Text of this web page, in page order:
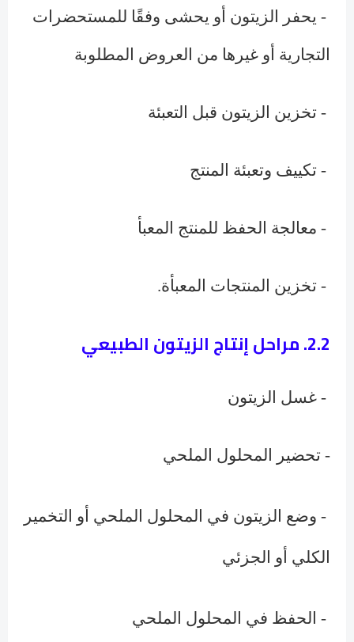
- يحفر الزيتون أو يحشى وفقًا للمستحضرات
التجارية أو غيرها من العروض المطلوبة
- تخزين الزيتون قبل التعبئة
- تكييف وتعبئة المنتج
- معالجة الحفظ للمنتج المعبأ
- تخزين المنتجات المعبأة.
2.2. مراحل إنتاج الزيتون الطبيعي
- غسل الزيتون
- تحضير المحلول الملحي
- وضع الزيتون في المحلول الملحي أو التخمير
الكلي أو الجزئي
- الحفظ في المحلول الملحي